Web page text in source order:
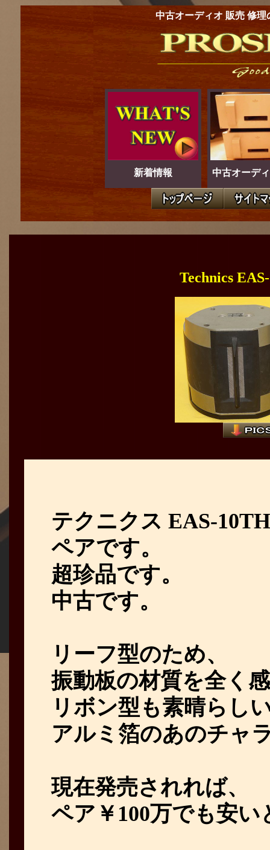
中古オーディオ 販売 修理
新着情報 中古オーデ
Technics
テクニクス EAS-
ペアです。
超珍品です。
中古です。
リーフ型のため、
振動板の材質を全く
リボン型も素晴らし
アルミ箔のあのチャ
現在発売されれば、
ペア￥100万でも安い